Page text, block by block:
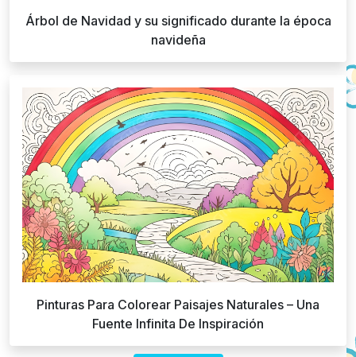
Árbol de Navidad y su significado durante la época
navideña
Pinturas Para Colorear Paisajes Naturales – Una
Fuente Infinita De Inspiración